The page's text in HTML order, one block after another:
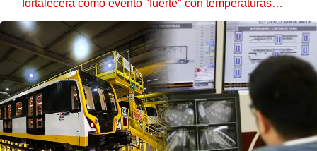
fortalecerá como evento "fuerte" con temperaturas